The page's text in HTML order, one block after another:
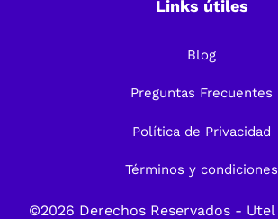
Links útiles
Blog
Preguntas Frecuentes
Política de Privacidad
Términos y condiciones
©2026 Derechos Reservados - Utel